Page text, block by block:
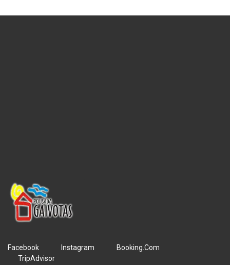
Facebook Instagram
Booking.Com
TripAdvisor